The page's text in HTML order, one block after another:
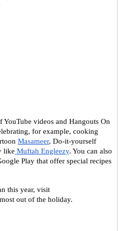
YouTube videos and Hangouts On
for example, cooking
Masameer, Do-it-yourself
like Muftah Engleezy. You can also
Play that offer special recipes
out of the holiday.